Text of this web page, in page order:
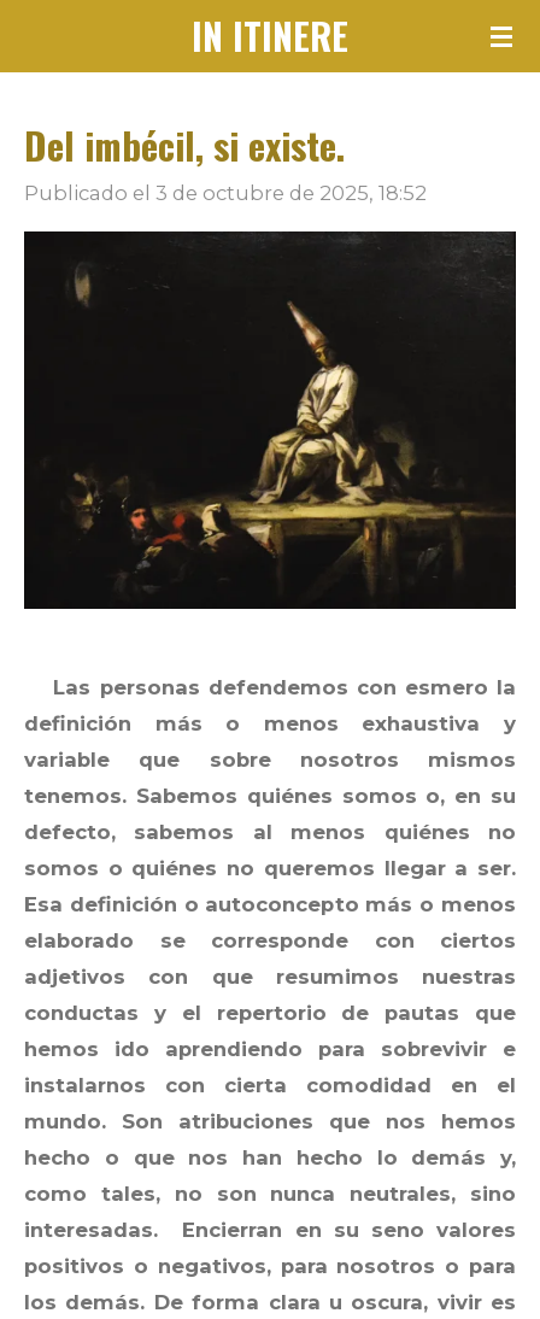
principal
IN ITINERE
Del imbécil, si existe.
Publicado el 3 de octubre de 2025, 18:52
Las personas defendemos con esmero la
definición más o menos exhaustiva y
variable que sobre nosotros mismos
tenemos. Sabemos quiénes somos o, en su
defecto, sabemos al menos quiénes no
somos o quiénes no queremos llegar a ser.
Esa definición o autoconcepto más o menos
elaborado se corresponde con ciertos
adjetivos con que resumimos nuestras
conductas y el repertorio de pautas que
hemos ido aprendiendo para sobrevivir e
instalarnos con cierta comodidad en el
mundo. Son atribuciones que nos hemos
hecho o que nos han hecho lo demás y,
como tales, no son nunca neutrales, sino
interesadas. Encierran en su seno valores
positivos o negativos, para nosotros o para
los demás. De forma clara u oscura, vivir es